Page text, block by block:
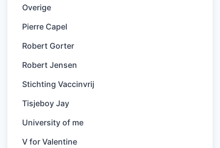
Overige
Pierre Capel
Robert Gorter
Robert Jensen
Stichting Vaccinvrij
Tisjeboy Jay
University of me
V for Valentine